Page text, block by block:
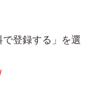
登録する」を選